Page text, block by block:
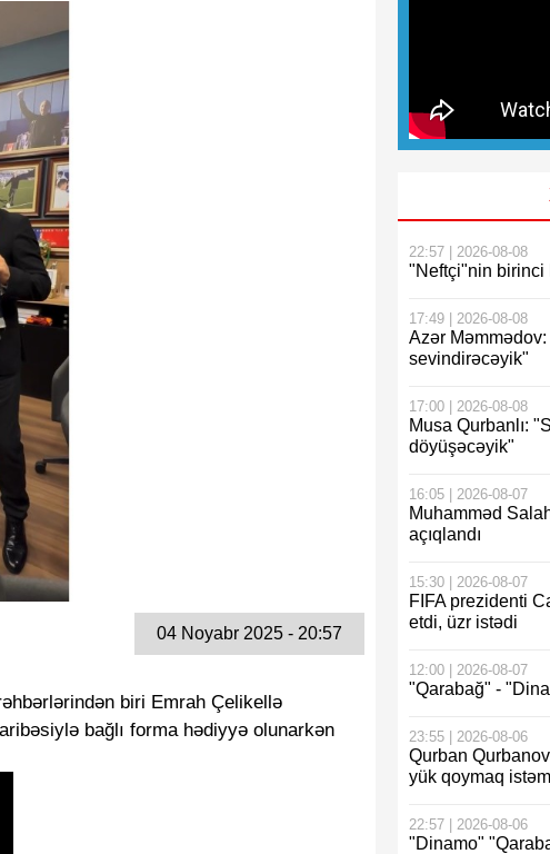
04 Noyabr 2025 - 20:57
biri Emrah Çelikellə
bağlı forma hədiyyə olunarkən
22:57 | 2026-08-08
"Neftçi"nin birinci
17:49 | 2026-08-08
Azər
sevindirəcəyik"
17:00 | 2026-08-08
Musa Qurbanlı:
döyüşəcəyik"
16:05 | 2026-08-07
Muhamməd
açıqlandı
15:30 | 2026-08-07
FIFA prezidenti
etdi, üzr istədi
12:00 | 2026-08-07
"Qarabağ" -
23:55 | 2026-08-06
Qurban
yük qoymaq
22:57 | 2026-08-06
"Dinamo"